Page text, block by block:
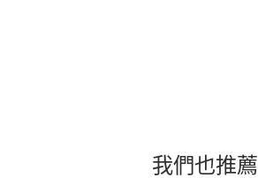
我們也推薦